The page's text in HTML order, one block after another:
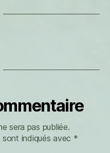
sera pas publiée.
indiqués avec *